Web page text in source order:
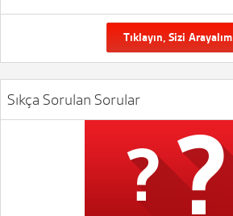
Tıklayın, Sizi Arayalım
Sıkça Sorulan Sorular